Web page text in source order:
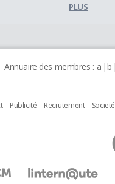
PLUS
Annuaire des membres : a b
Publicité Recrutement Societé